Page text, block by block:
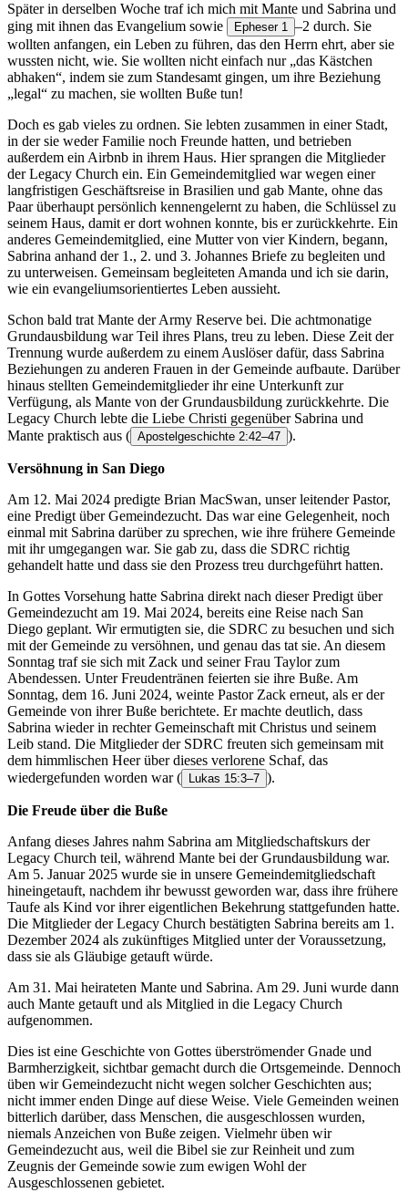
Später in derselben Woche traf ich mich mit Mante und Sabrina und
ging mit ihnen das Evangelium sowie
Epheser 1 –2 durch. Sie
wollten anfangen, ein Leben zu führen, das den Herrn ehrt, aber sie
wussten nicht, wie. Sie wollten nicht einfach nur „das Kästchen
abhaken“, indem sie zum Standesamt gingen, um ihre Beziehung
„legal“ zu machen, sie wollten Buße tun!
Doch es gab vieles zu ordnen. Sie lebten zusammen in einer Stadt,
in der sie weder Familie noch Freunde hatten, und betrieben
außerdem ein Airbnb in ihrem Haus. Hier sprangen die Mitglieder
der Legacy Church ein. Ein Gemeindemitglied war wegen einer
langfristigen Geschäftsreise in Brasilien und gab Mante, ohne das
Paar überhaupt persönlich kennengelernt zu haben, die Schlüssel zu
seinem Haus, damit er dort wohnen konnte, bis er zurückkehrte. Ein
anderes Gemeindemitglied, eine Mutter von vier Kindern, begann,
Sabrina anhand der 1., 2. und 3. Johannes Briefe zu begleiten und
zu unterweisen. Gemeinsam begleiteten Amanda und ich sie darin,
wie ein evangeliumsorientiertes Leben aussieht.
Schon bald trat Mante der Army Reserve bei. Die achtmonatige
Grundausbildung war Teil ihres Plans, treu zu leben. Diese Zeit der
Trennung wurde außerdem zu einem Auslöser dafür, dass Sabrina
Beziehungen zu anderen Frauen in der Gemeinde aufbaute. Darüber
hinaus stellten Gemeindemitglieder ihr eine Unterkunft zur
Verfügung, als Mante von der Grundausbildung zurückkehrte. Die
Legacy Church lebte die Liebe Christi gegenüber Sabrina und
Mante praktisch aus ( Apostelgeschichte 2:42–47 ).
Versöhnung in San Diego
Am 12. Mai 2024 predigte Brian MacSwan, unser leitender Pastor,
eine Predigt über Gemeindezucht. Das war eine Gelegenheit, noch
einmal mit Sabrina darüber zu sprechen, wie ihre frühere Gemeinde
mit ihr umgegangen war. Sie gab zu, dass die SDRC richtig
gehandelt hatte und dass sie den Prozess treu durchgeführt hatten.
In Gottes Vorsehung hatte Sabrina direkt nach dieser Predigt über
Gemeindezucht am 19. Mai 2024, bereits eine Reise nach San
Diego geplant. Wir ermutigten sie, die SDRC zu besuchen und sich
mit der Gemeinde zu versöhnen, und genau das tat sie. An diesem
Sonntag traf sie sich mit Zack und seiner Frau Taylor zum
Abendessen. Unter Freudentränen feierten sie ihre Buße. Am
Sonntag, dem 16. Juni 2024, weinte Pastor Zack erneut, als er der
Gemeinde von ihrer Buße berichtete. Er machte deutlich, dass
Sabrina wieder in rechter Gemeinschaft mit Christus und seinem
Leib stand. Die Mitglieder der SDRC freuten sich gemeinsam mit
dem himmlischen Heer über dieses verlorene Schaf, das
wiedergefunden worden war( Lukas 15:3–7 ).
Die Freude über die Buße
Anfang dieses Jahres nahm Sabrina am Mitgliedschaftskurs der
Legacy Church teil, während Mante bei der Grundausbildung war.
Am 5. Januar 2025 wurde sie in unsere Gemeindemitgliedschaft
hineingetauft, nachdem ihr bewusst geworden war, dass ihre frühere
Taufe als Kind vor ihrer eigentlichen Bekehrung stattgefunden hatte.
Die Mitglieder der Legacy Church bestätigten Sabrina bereits am 1.
Dezember 2024 als zukünftiges Mitglied unter der Voraussetzung,
dass sie als Gläubige getauft würde.
Am 31. Mai heirateten Mante und Sabrina. Am 29. Juni wurde dann
auch Mante getauft und als Mitglied in die Legacy Church
aufgenommen.
Dies ist eine Geschichte von Gottes überströmender Gnade und
Barmherzigkeit, sichtbar gemacht durch die Ortsgemeinde. Dennoch
üben wir Gemeindezucht nicht wegen solcher Geschichten aus;
nicht immer enden Dinge auf diese Weise. Viele Gemeinden weinen
bitterlich darüber, dass Menschen, die ausgeschlossen wurden,
niemals Anzeichen von Buße zeigen. Vielmehr üben wir
Gemeindezucht aus, weil die Bibel sie zur Reinheit und zum
Zeugnis der Gemeinde sowie zum ewigen Wohl der
Ausgeschlossenen gebietet.